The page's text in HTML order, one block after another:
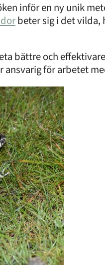
inför en ny unik
beter sig i det vilda,
bättre och
för arbetet